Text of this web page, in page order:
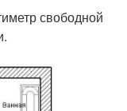
свободной